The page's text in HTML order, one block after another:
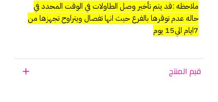
ملاحظه :قد يتم تأخير وصل الطاولات في الوقت المحدد في
حاله عدم توقرها بالفرع حيث انها تفصال ويتراوح تجهزها من
7ايام الي15 يوم
قيم المنتج